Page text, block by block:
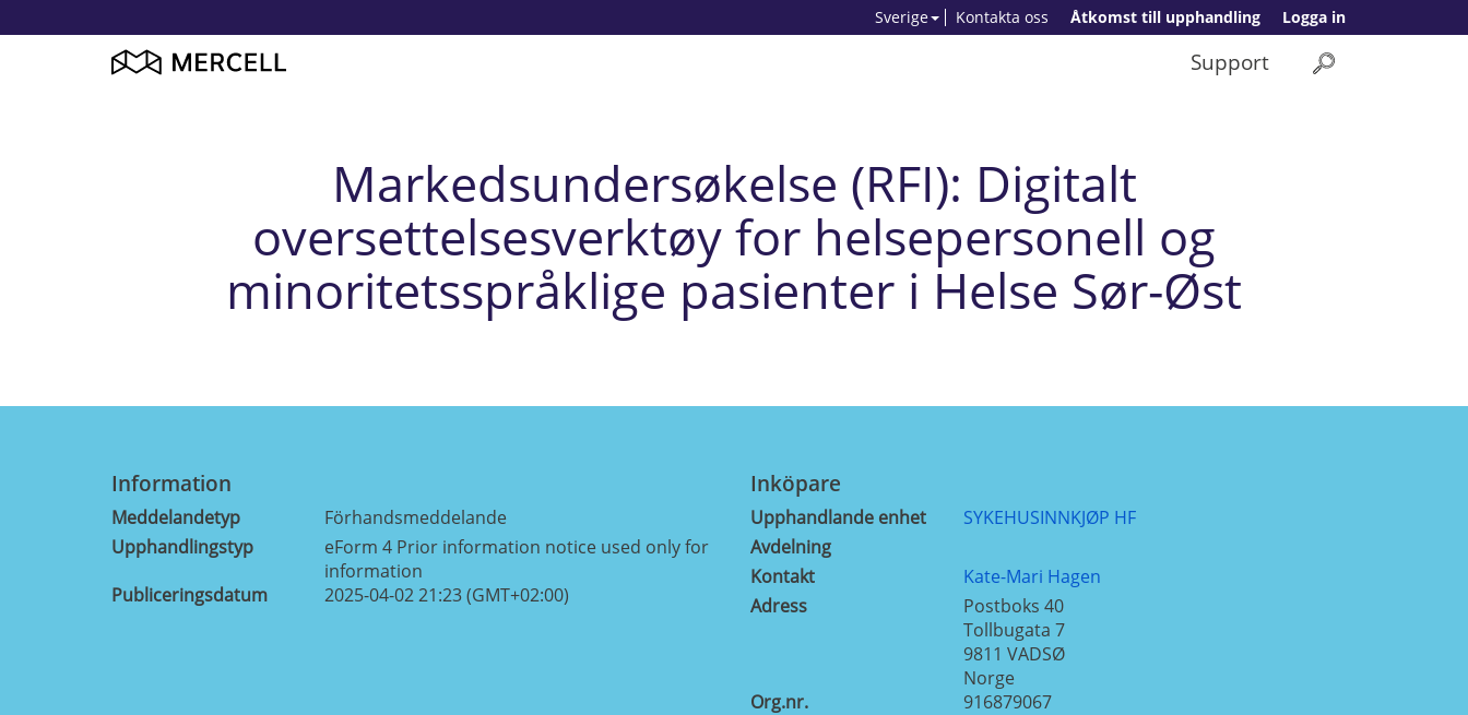
Logga in
Åtkomst till upphandling
Kontakta oss
Sverige
Support
Markedsundersøkelse (RFI): Digitalt
oversettelsesverktøy for helsepersonell og
minoritetsspråklige pasienter i Helse Sør-Øst
Information
Meddelandetyp
Förhandsmeddelande
Upphandlingstyp
eForm 4 Prior information notice used only for
information
Publiceringsdatum
2025-04-02 21:23 (GMT+02:00)
Inköpare
Upphandlande enhet
SYKEHUSINNKJØP HF
Avdelning
Kontakt
Kate-Mari Hagen
Adress
Postboks 40
Tollbugata 7
9811 VADSØ
Norge
Org.nr.
916879067